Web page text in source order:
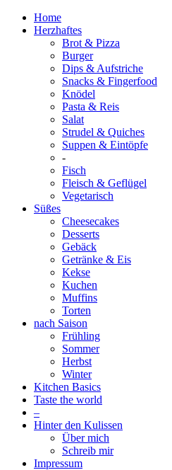
Home
Herzhaftes
Brot & Pizza
Burger
Dips & Aufstriche
Snacks & Fingerfood
Knödel
Pasta & Reis
Salat
Strudel & Quiches
Suppen & Eintöpfe
-
Fisch
Fleisch & Geflügel
Vegetarisch
Süßes
Cheesecakes
Desserts
Gebäck
Getränke & Eis
Kekse
Kuchen
Muffins
Torten
nach Saison
Frühling
Sommer
Herbst
Winter
Kitchen Basics
Taste the world
–
Hinter den Kulissen
Über mich
Schreib mir
Impressum